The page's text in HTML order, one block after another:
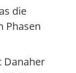
die
Phasen
Danaher